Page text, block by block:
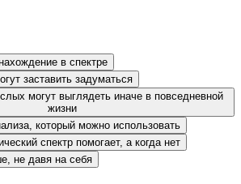
в спектре
заставить задуматься
могут выглядеть иначе в повседневной
жизни
который можно использовать
спектр помогает, а когда нет
не давя на себя